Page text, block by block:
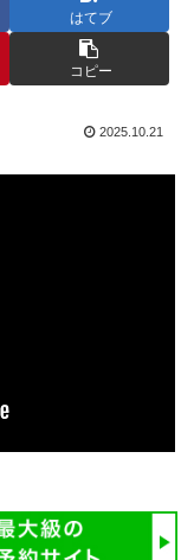
はてブ
コピー
2025.10.21